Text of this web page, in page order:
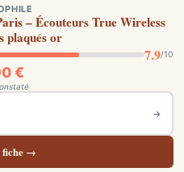
– Écouteurs True Wireless
plaqués or
7.9/10
€
→
fiche →